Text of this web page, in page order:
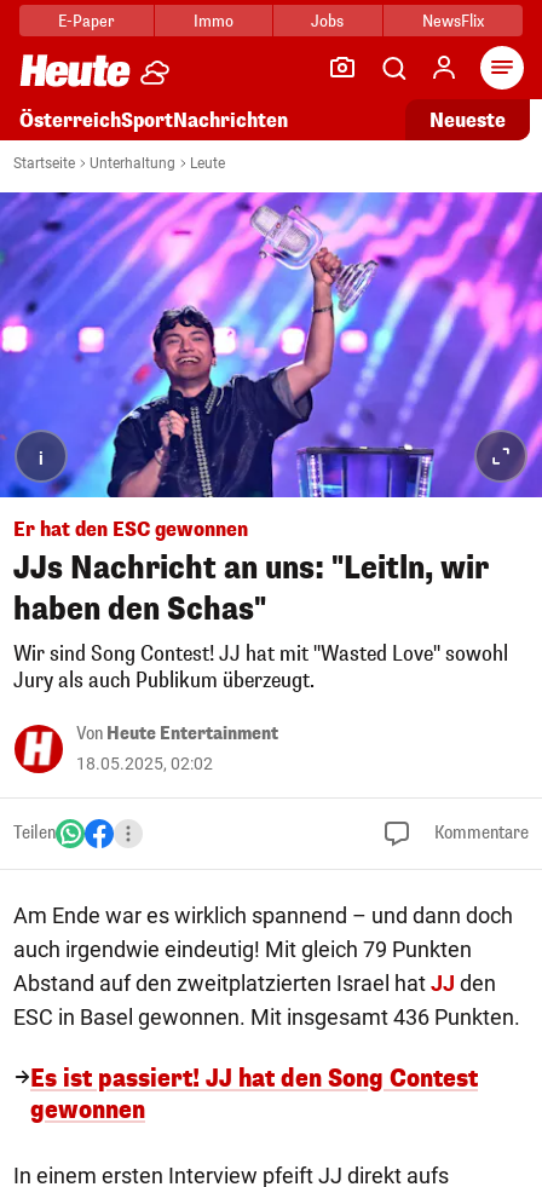
E-Paper Immo Jobs NewsFlix
ÖsterreichSportNachrichten Neueste
Startseite Unterhaltung Leute
i
Er hat den ESC gewonnen
JJs Nachricht an uns: "Leitln, wir
haben den Schas"
Wir sind Song Contest! JJ hat mit "Wasted Love" sowohl
Jury als auch Publikum überzeugt.
Von Heute Entertainment
18.05.2025, 02:02
Teilen Kommentare
Am Ende war es wirklich spannend – und dann doch
auch irgendwie eindeutig! Mit gleich 79 Punkten
Abstand auf den zweitplatzierten Israel hatJJ den
ESC in Basel gewonnen. Mit insgesamt 436 Punkten.
Es ist passiert! JJ hat den Song Contest
gewonnen
In einem ersten Interview pfeift JJ direkt aufs